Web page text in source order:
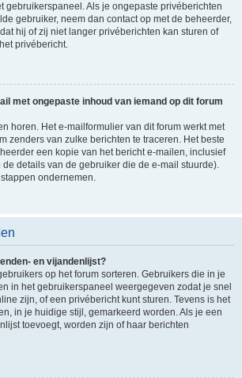
gebruikerspaneel. Als je ongepaste privéberichten
gebruiker, neem dan contact op met de beheerder,
hij of zij niet langer privéberichten kan sturen of
privébericht.
met ongepaste inhoud van iemand op dit forum
horen. Het e-mailformulier van dit forum werkt met
zenders van zulke berichten te traceren. Het beste
een kopie van het bericht e-mailen, inclusief
details van de gebruiker die de e-mail stuurde).
ondernemen.
en vijandenlijst?
op het forum sorteren. Gebruikers die in je
in het gebruikerspaneel weergegeven zodat je snel
zijn, of een privébericht kunt sturen. Tevens is het
in je huidige stijl, gemarkeerd worden. Als je een
toevoegt, worden zijn of haar berichten